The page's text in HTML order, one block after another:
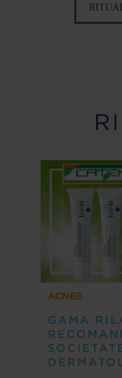
ACNEE
GAMA